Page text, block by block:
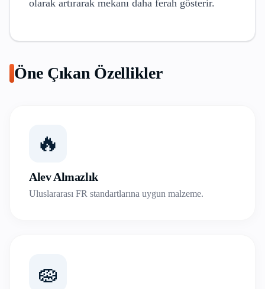
olarak artırarak mekanı daha ferah gösterir.
Öne Çıkan Özellikler
🔥
Alev Almazlık
Uluslararası FR standartlarına uygun malzeme.
🧽